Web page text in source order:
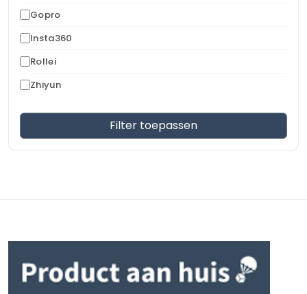
Gopro
Insta360
Rollei
Zhiyun
Filter toepassen